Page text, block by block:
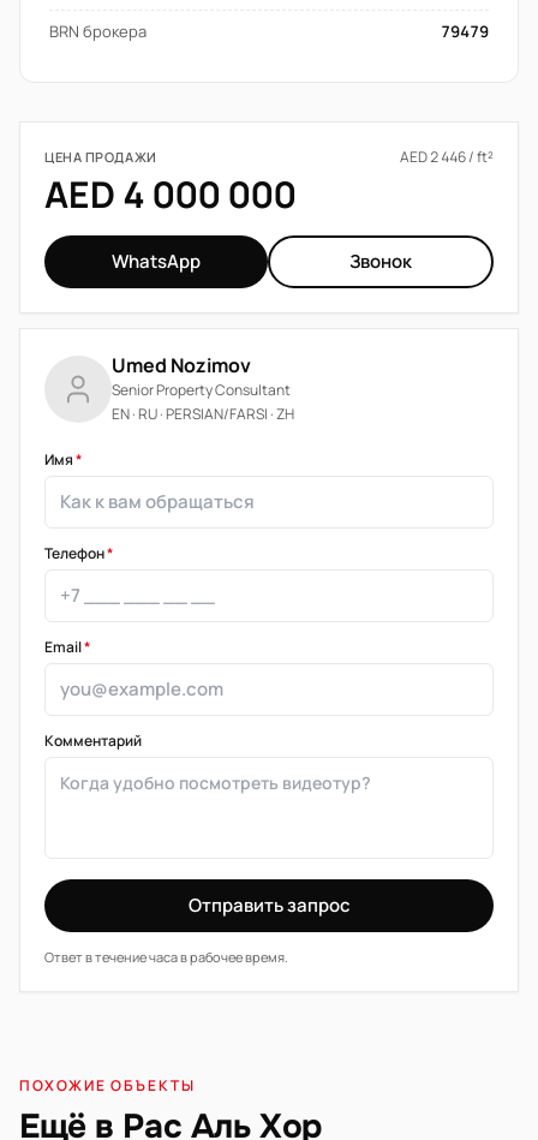
BRN брокера
79479
ЦЕНА ПРОДАЖИ AED 2 446 / ft²
AED 4 000 000
WhatsApp Звонок
Umed Nozimov
Senior Property Consultant
EN · RU · PERSIAN/FARSI · ZH
Имя*
Телефон*
Email*
Комментарий
Отправить запрос
Ответ в течение часа в рабочее время.
ПОХОЖИЕ ОБЪЕКТЫ
Ещё в Рас Аль Хор